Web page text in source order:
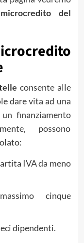
del
consente alle
dare vita ad una
finanziamento
possono
IVA da meno
cinque
dipendenti.